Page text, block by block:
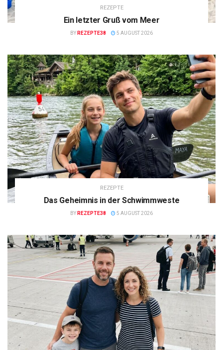
REZEPTE
Ein letzter Gruß vom Meer
BY REZEPTE38 5 AUGUST 2026
REZEPTE
Das Geheimnis in der Schwimmweste
BY REZEPTE38 5 AUGUST 2026